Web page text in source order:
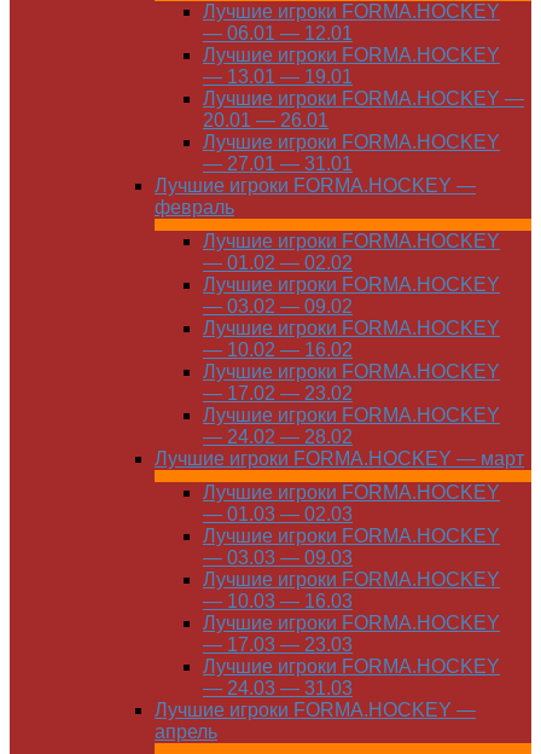
Лучшие игроки FORMA.HOCKEY
— 06.01 — 12.01
Лучшие игроки FORMA.HOCKEY
— 13.01 — 19.01
Лучшие игроки FORMA.HOCKEY —
20.01 — 26.01
Лучшие игроки FORMA.HOCKEY
— 27.01 — 31.01
Лучшие игроки FORMA.HOCKEY —
февраль
Лучшие игроки FORMA.HOCKEY
— 01.02 — 02.02
Лучшие игроки FORMA.HOCKEY
— 03.02 — 09.02
Лучшие игроки FORMA.HOCKEY
— 10.02 — 16.02
Лучшие игроки FORMA.HOCKEY
— 17.02 — 23.02
Лучшие игроки FORMA.HOCKEY
— 24.02 — 28.02
Лучшие игроки FORMA.HOCKEY — март
Лучшие игроки FORMA.HOCKEY
— 01.03 — 02.03
Лучшие игроки FORMA.HOCKEY
— 03.03 — 09.03
Лучшие игроки FORMA.HOCKEY
— 10.03 — 16.03
Лучшие игроки FORMA.HOCKEY
— 17.03 — 23.03
Лучшие игроки FORMA.HOCKEY
— 24.03 — 31.03
Лучшие игроки FORMA.HOCKEY —
апрель